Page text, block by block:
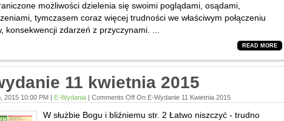
możliwości dzielenia się swoimi poglądami, osądami,
tymczasem coraz więcej trudności we właściwym połączeniu
konsekwencji zdarzeń z przyczynami. ...
READ MORE
11 kwietnia 2015
2015 10:00 PM | E-Wydania | Comments Off On E-Wydanie 11 Kwietnia 2015
W służbie Bogu i bliźniemu str. 2 Łatwo niszczyć - trudno